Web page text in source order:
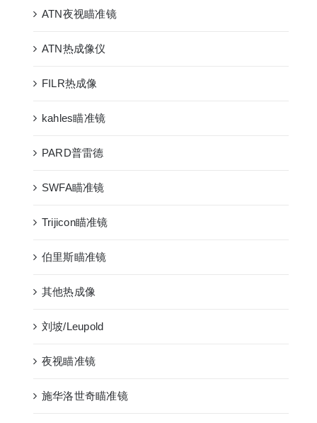
ATN夜视瞄准镜
ATN热成像仪
FILR热成像
kahles瞄准镜
PARD普雷德
SWFA瞄准镜
Trijicon瞄准镜
伯里斯瞄准镜
其他热成像
刘坡/Leupold
夜视瞄准镜
施华洛世奇瞄准镜